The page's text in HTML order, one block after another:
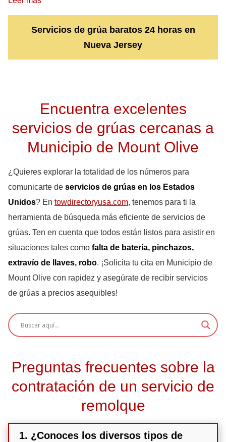
Servicios de grúa baratos 24 horas en
Nueva Jersey
Encuentra excelentes
servicios de grúas cercanas a
Municipio de Mount Olive
¿Quieres explorar la totalidad de los números para
comunicarte de servicios de grúas en los Estados
Unidos? En towdirectoryusa.com, tenemos para ti la
herramienta de búsqueda más eficiente de servicios de
grúas. Ten en cuenta que todos están listos para asistir en
situaciones tales como falta de batería, pinchazos,
extravío de llaves, robo. ¡Solicita tu cita en Municipio de
Mount Olive con rapidez y asegúrate de recibir servicios
de grúas a precios asequibles!
Preguntas frecuentes sobre la
contratación de un servicio de
remolque
1. ¿Conoces los diversos tipos de